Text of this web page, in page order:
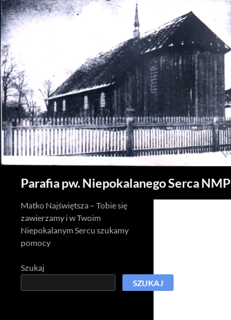
Parafia pw. Niepokalanego Serca NMP
Matko Najświętsza – Tobie się
zawierzamy i w Twoim
Niepokalanym Sercu szukamy
pomocy
Szukaj
SZUKAJ